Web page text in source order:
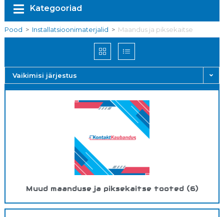
Kategooriad
Pood > Installatsioonimaterjalid > Maandus ja piksekaitse
Vaikimisi järjestus
Muud maanduse ja piksekaitse tooted (6)